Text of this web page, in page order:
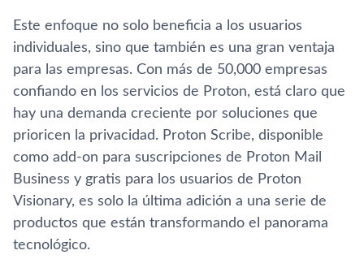
Este enfoque no solo beneficia a los usuarios
individuales, sino que también es una gran ventaja
para las empresas. Con más de 50,000 empresas
confiando en los servicios de Proton, está claro que
hay una demanda creciente por soluciones que
prioricen la privacidad. Proton Scribe, disponible
como add-on para suscripciones de Proton Mail
Business y gratis para los usuarios de Proton
Visionary, es solo la última adición a una serie de
productos que están transformando el panorama
tecnológico.